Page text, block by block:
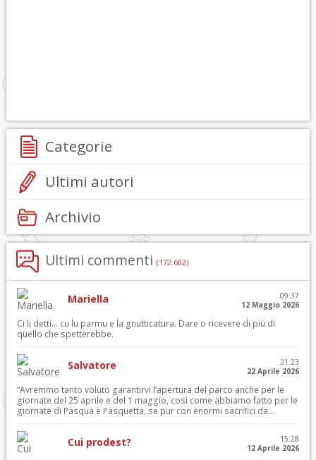
Categorie
Ultimi autori
Archivio
Ultimi commenti (172.602)
Mariella
09:37
12 Maggio 2026
Ci li detti… cu lu parmu e la gnutticatura. Dare o ricevere di più di
quello che spetterebbe.
Salvatore
21:23
22 Aprile 2026
“Avremmo tanto voluto garantirvi l’apertura del parco anche per le
giornate del 25 aprile e del 1 maggio, così come abbiamo fatto per le
giornate di Pasqua e Pasquetta, se pur con enormi sacrifici da...
Cui prodest?
15:28
12 Aprile 2026